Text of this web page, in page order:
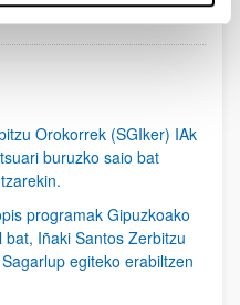
Orokorrek (SGIker) IAk
buruzko saio bat
programak Gipuzkoako
Iñaki Santos Zerbitzu
egiteko erabiltzen